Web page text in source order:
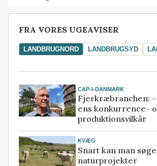
FRA VORES UGEAVISER
LANDBRUGNORD LANDBRUGSYD
CAP-I-DANMARK
Fjerkræbranchen:
ens konkurrence-
produktionsvilkår
KVÆG
Snart kan man
naturprojekter